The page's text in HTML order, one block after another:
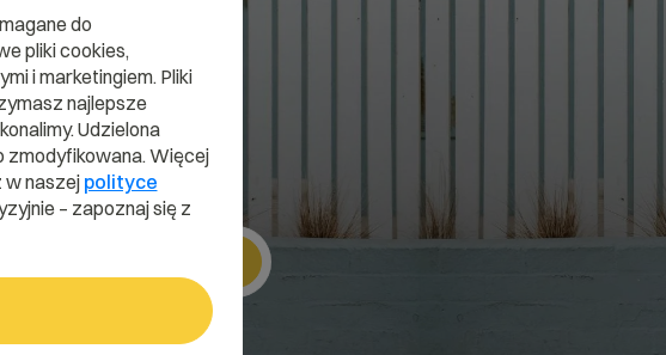
do
pliki cookies,
i marketingiem. Pliki
najlepsze
Udzielona
zmodyfikowana. Więcej
w naszej polityce
– zapoznaj się z